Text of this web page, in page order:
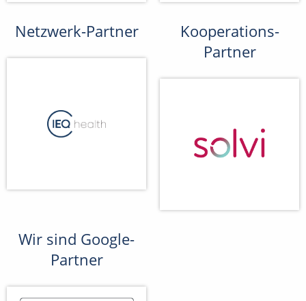
Netzwerk-Partner
Kooperations-
Partner
Wir sind Google-
Partner